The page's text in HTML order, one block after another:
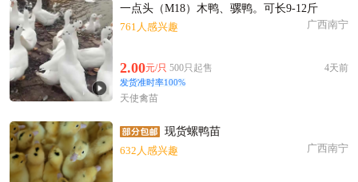
一点头（M18）木鸭、骡鸭。可长9-12斤
761人感兴趣
广西南宁
2.00元/只 500只起售 4天前
发货准时率100%
天使禽苗
现货螺鸭苗
632人感兴趣
广西南宁